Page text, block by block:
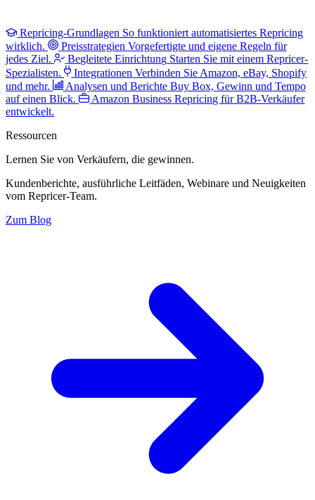
Repricing-Grundlagen So funktioniert automatisiertes Repricing
wirklich.
Preisstrategien Vorgefertigte und eigene Regeln für
jedes Ziel.
Begleitete Einrichtung Starten Sie mit einem Repricer-
Spezialisten.
Integrationen Verbinden Sie Amazon, eBay, Shopify
und mehr.
Analysen und Berichte Buy Box, Gewinn und Tempo
auf einen Blick.
Amazon Business Repricing für B2B-Verkäufer
entwickelt.
Ressourcen
Lernen Sie von Verkäufern, die gewinnen.
Kundenberichte, ausführliche Leitfäden, Webinare und Neuigkeiten
vom Repricer-Team.
Zum Blog